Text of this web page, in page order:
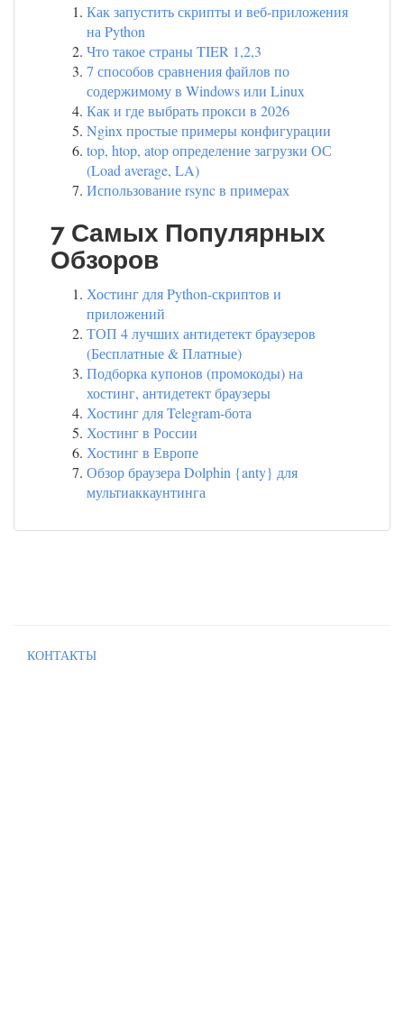
Как запустить скрипты и веб-приложения
на Python
Что такое страны TIER 1,2,3
7 способов сравнения файлов по
содержимому в Windows или Linux
Как и где выбрать прокси в 2026
Nginx простые примеры конфигурации
top, htop, atop определение загрузки ОС
(Load average, LA)
Использование rsync в примерах
7 Самых Популярных
Обзоров
Хостинг для Python-скриптов и
приложений
ТОП 4 лучших антидетект браузеров
(Бесплатные & Платные)
Подборка купонов (промокоды) на
хостинг, антидетект браузеры
Хостинг для Telegram-бота
Хостинг в России
Хостинг в Европе
Обзор браузера Dolphin {anty} для
мультиаккаунтинга
КОНТАКТЫ